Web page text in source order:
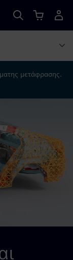
μετάφρασης.